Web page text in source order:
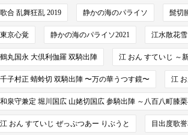
歌合 乱舞狂乱 2019 静かの海のパライソ 髭切
東京心覚 静かの海のパライソ2021 江水散花雪
鶴丸国永 大倶利伽羅 双騎出陣 江 おん すていじ ～
千子村正 蜻蛉切 双騎出陣 〜万の華うつす鏡〜 江
和泉守兼定 堀川国広 山姥切国広 参騎出陣 ～八百八町膝栗
江 おん すていじ ぜっぷつあー りぶうと 目出度歌